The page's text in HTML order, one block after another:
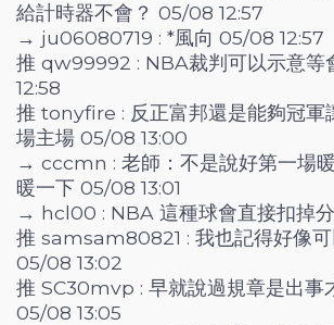
給計時器不會？ 05/08 12:57
→ ju06080719 : *風向 05/08 12:57
推 qw99992 : NBA裁判可以示意等
12:58
推 tonyfire : 反正富邦還是能夠冠軍
場主場 05/08 13:00
→ cccmn : 老師：不是說好第一場
暖一下 05/08 13:01
→ hcl00 : NBA 這種球會直接扣掉
推 samsam80821 : 我也記得好像
05/08 13:02
推 SC30mvp : 早就說過規章是出事
05/08 13:05